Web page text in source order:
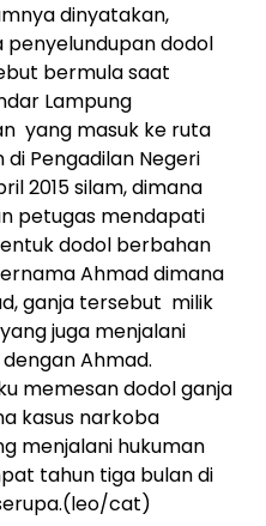
dinyatakan,
penyelundupan dodol
bermula saat
Lampung
yang masuk ke ruta
Pengadilan Negeri
2015 silam, dimana
petugas mendapati
dodol berbahan
Ahmad dimana
ganja tersebut milik
juga menjalani
Ahmad.
memesan dodol ganja
kasus narkoba
menjalani hukuman
tahun tiga bulan di
cat)